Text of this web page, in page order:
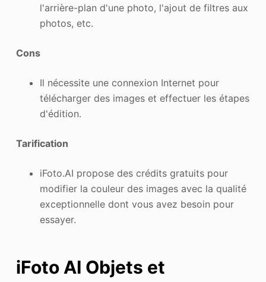
l'arrière-plan d'une photo, l'ajout de filtres aux
photos, etc.
Cons
Il nécessite une connexion Internet pour
télécharger des images et effectuer les étapes
d'édition.
Tarification
iFoto.AI propose des crédits gratuits pour
modifier la couleur des images avec la qualité
exceptionnelle dont vous avez besoin pour
essayer.
iFoto AI Objets et